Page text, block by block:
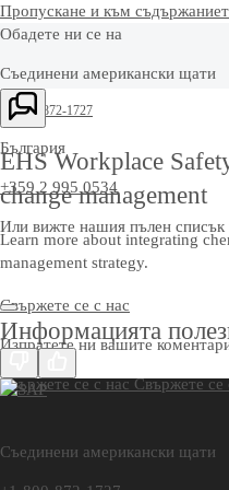
Пропускане и към
Обадете ни се на
Съединени американски щати
+1-800-872-1727
България
+359 2 995 0534
Или вижте нашия пълен списък
Свържете се с нас
Изпратете ни вашите
Свържете се с насСвържете се
EHS Workplace
change management
Learn more about integrating
management strategy.
Информацията
Съединени американски щати